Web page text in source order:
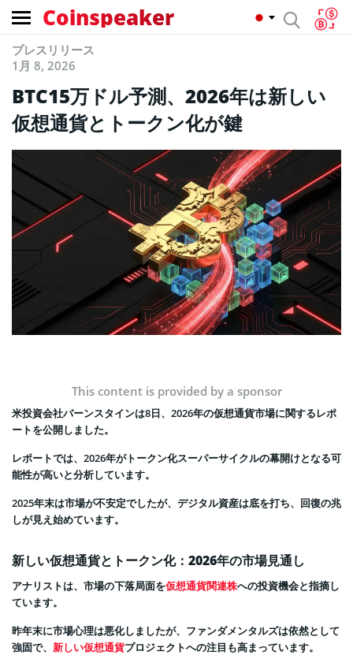
Coinspeaker
プレスリリース
1月 8, 2026
BTC15万ドル予測、2026年は新しい
仮想通貨とトークン化が鍵
This content is provided by a sponsor
米投資会社バーンスタインは8日、2026年の仮想通貨市場に関するレポ
ートを公開しました。
レポートでは、2026年がトークン化スーパーサイクルの幕開けとなる可
能性が高いと分析しています。
2025年末は市場が不安定でしたが、デジタル資産は底を打ち、回復の兆
しが見え始めています。
新しい仮想通貨とトークン化：2026年の市場見通し
アナリストは、市場の下落局面を仮想通貨関連株への投資機会と指摘し
ています。
昨年末に市場心理は悪化しましたが、ファンダメンタルズは依然として
強固で、 新しい仮想通貨プロジェクトへの注目も高まっています。